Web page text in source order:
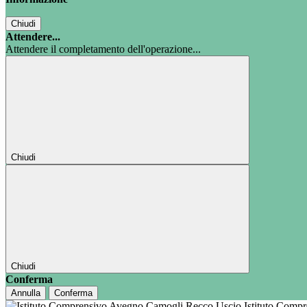
Chiudi
Attendere...
Attendere il completamento dell'operazione...
Chiudi
Chiudi
Conferma
Annulla Conferma